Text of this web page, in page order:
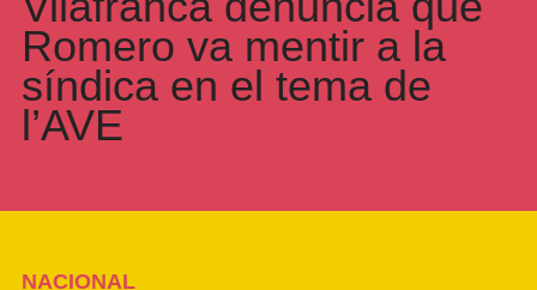
Romero va mentir a la
síndica en el tema de
l’AVE
NACIONAL